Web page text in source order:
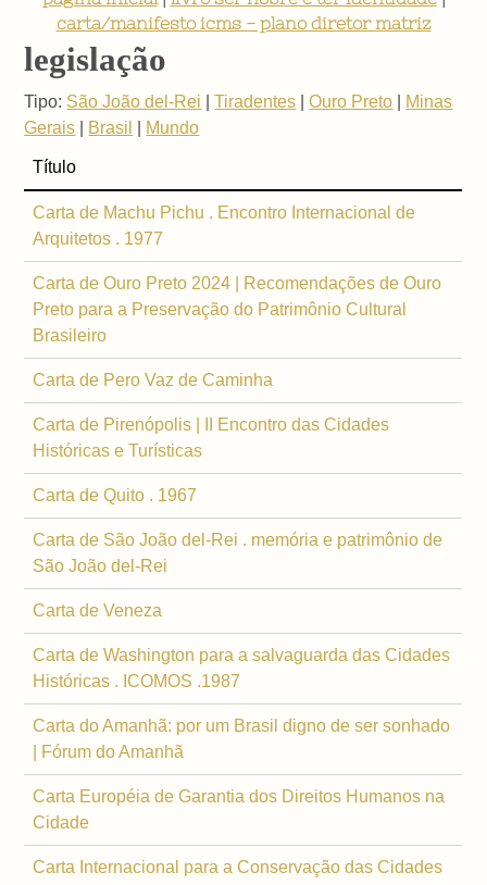
carta/manifesto icms - plano diretor matriz
legislação
Tipo: São João del-Rei |Tiradentes |Ouro Preto
Minas
Gerais
Brasil Mundo
Título
Carta de Machu Pichu . Encontro Internacional de
Arquitetos . 1977
Carta de Ouro Preto 2024 | Recomendações de Ouro
Preto para a Preservação do Patrimônio Cultural
Brasileiro
Carta de Pero Vaz de Caminha
Carta de Pirenópolis | II Encontro das Cidades
Históricas e Turísticas
Carta de Quito . 1967
Carta de São João del-Rei . memória e patrimônio de
São João del-Rei
Carta de Veneza
Carta de Washington para a salvaguarda das Cidades
Históricas . ICOMOS .1987
Carta do Amanhã: por um Brasil digno de ser sonhado
| Fórum do Amanhã
Carta Européia de Garantia dos Direitos Humanos na
Cidade
Carta Internacional para a Conservação das Cidades